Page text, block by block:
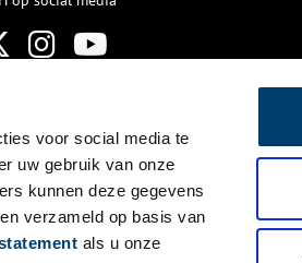
voor social media te
uw gebruik van onze
kunnen deze gegevens
verzameld op basis van
als u onze